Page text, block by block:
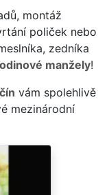
montáž
poliček nebo
zedníka
manžely!
vám spolehlivě
mezinárodní